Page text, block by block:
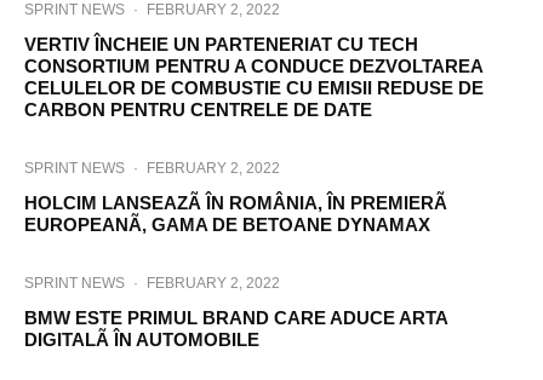
SPRINT NEWS · FEBRUARY 2, 2022
VERTIV ÎNCHEIE UN PARTENERIAT CU TECH
CONSORTIUM PENTRU A CONDUCE DEZVOLTAREA
CELULELOR DE COMBUSTIE CU EMISII REDUSE DE
CARBON PENTRU CENTRELE DE DATE
SPRINT NEWS · FEBRUARY 2, 2022
HOLCIM LANSEAZÃ ÎN ROMÂNIA, ÎN PREMIERÃ
EUROPEANÃ, GAMA DE BETOANE DYNAMAX
SPRINT NEWS · FEBRUARY 2, 2022
BMW ESTE PRIMUL BRAND CARE ADUCE ARTA
DIGITALÃ ÎN AUTOMOBILE